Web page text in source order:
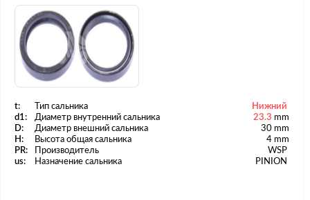
t: Тип сальника
Нижний
d1:
Диаметр внутренний сальника 23.3 mm
D:
Диаметр внешний сальника
30 mm
H:
Высота общая сальника
4 mm
PR:
Производитель
WSP
us:
Назначение сальника PINION